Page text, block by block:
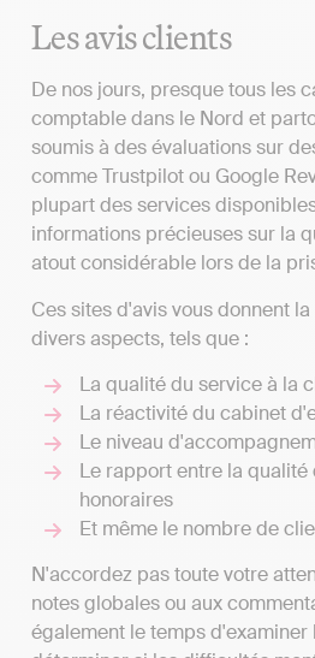
Les avis clients
De nos jours, presque tous les
comptable dans le Nord et
soumis à des évaluations sur
comme Trustpilot ou Google
plupart des services
informations précieuses sur la
atout considérable lors de la
Ces sites d'avis vous donnent
divers aspects, tels que :
La qualité du service à la
La réactivité du cabinet
Le niveau
Le rapport entre la qualité
honoraires
Et même le nombre de
N'accordez pas toute votre
notes globales ou aux
également le temps